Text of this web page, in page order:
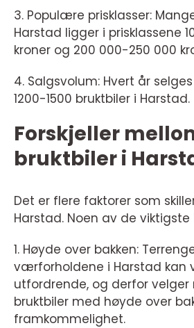
3. Populære prisklasser:
Harstad ligger i prisklassene
kroner og 200 000-250 000
4. Salgsvolum: Hvert år
1200-1500 bruktbiler i Harstad.
Forskjeller
bruktbiler i
Det er flere faktorer som
Harstad. Noen av de viktigste
1. Høyde over bakken:
værforholdene i Harstad kan
utfordrende, og derfor velger
bruktbiler med høyde over
framkommelighet.